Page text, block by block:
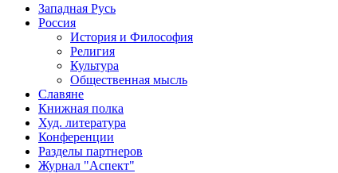
Западная Русь
Россия
История и Философия
Религия
Культура
Общественная мысль
Славяне
Книжная полка
Худ. литература
Конференции
Разделы партнеров
Журнал "Аспект"